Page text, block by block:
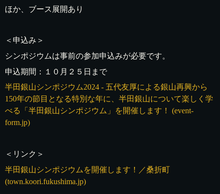
ほか、ブース展開あり
＜申込み＞
シンポジウムは事前の参加申込みが必要です。
申込期間：１０月２５日まで
半田銀山シンポジウム2024 - 五代友厚による銀山再興から
150年の節目となる特別な年に、半田銀山について楽しく学
べる「半田銀山シンポジウム」を開催します！ (event-
form.jp)
＜リンク＞
半田銀山シンポジウムを開催します！／桑折町
(town.koori.fukushima.jp)